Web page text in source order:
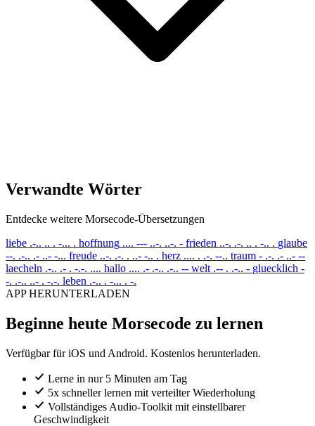
Verwandte Wörter
Entdecke weitere Morsecode-Übersetzungen
liebe .-.. .. . -... . hoffnung .... --- ..-. ..-. - frieden ..-. .-. .. . -.. . glaube
--. .-.. .- ..- -... freude ..-. .-. . ..- -.. . herz .... . .-. --.. traum - .-. .- ..- --
laecheln .-.. .- . -.-. .... hallo .... .- .-.. .-.. -- welt .-- . .-.. - gluecklich -
-. .-.. ..- . -.-. leben .-.. . -... . -.
APP HERUNTERLADEN
Beginne heute Morsecode zu lernen
Verfügbar für iOS und Android. Kostenlos herunterladen.
Lerne in nur 5 Minuten am Tag
5x schneller lernen mit verteilter Wiederholung
Vollständiges Audio-Toolkit mit einstellbarer
Geschwindigkeit